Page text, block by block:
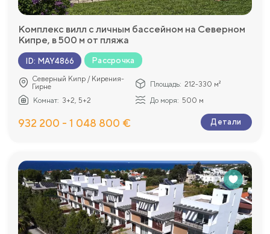
Комплекс вилл с личным бассейном на Северном
Кипре, в 500 м от пляжа
ID: MAY4866 Рассрочка
Северный Кипр / Кирения-
Гирне
Площадь: 212-330 м²
Комнат: 3+2, 5+2 До моря: 500 м
932 200 - 1 048 800 € Детали